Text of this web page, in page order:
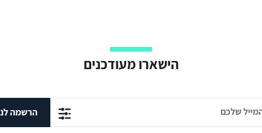
הישארו מעודכנים
הרשמה